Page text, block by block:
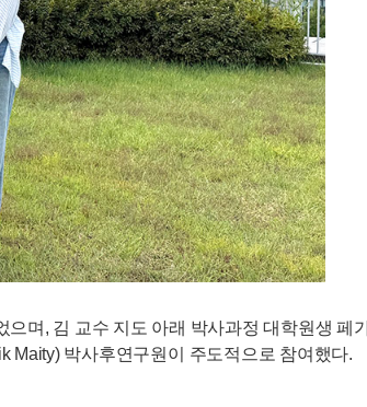
며, 김 교수 지도 아래 박사과정 대학원생 페
Maity) 박사후연구원이 주도적으로 참여했다.